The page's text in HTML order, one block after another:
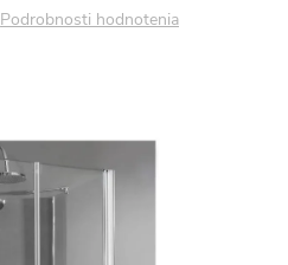
Podrobnosti hodnotenia